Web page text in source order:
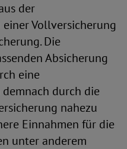
der
Vollversicherung
Die
Absicherung
eine
durch die
nahezu
Einnahmen für die
unter anderem